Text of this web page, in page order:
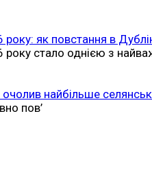
як повстання в
стало однією з
найбільше
пов’